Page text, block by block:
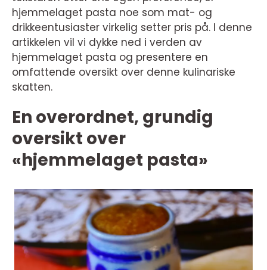
hjemmelaget pasta noe som mat- og
drikkeentusiaster virkelig setter pris på. I denne
artikkelen vil vi dykke ned i verden av
hjemmelaget pasta og presentere en
omfattende oversikt over denne kulinariske
skatten.
En overordnet, grundig
oversikt over
«hjemmelaget pasta»